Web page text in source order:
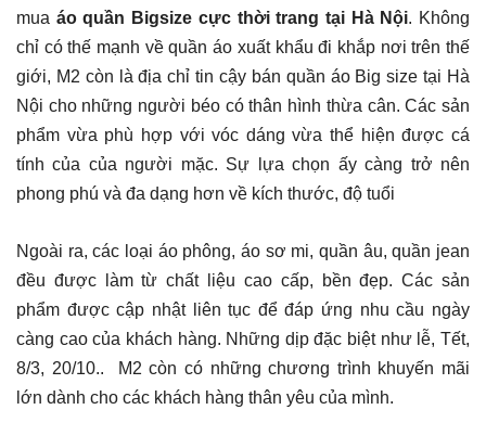
mua áo quần Bigsize cực thời trang tại Hà Nội. Không
chỉ có thế mạnh về quần áo xuất khẩu đi khắp nơi trên thế
giới, M2 còn là địa chỉ tin cậy bán quần áo Big size tại Hà
Nội cho những người béo có thân hình thừa cân. Các sản
phẩm vừa phù hợp với vóc dáng vừa thể hiện được cá
tính của của người mặc. Sự lựa chọn ấy càng trở nên
phong phú và đa dạng hơn về kích thước, độ tuổi
Ngoài ra, các loại áo phông, áo sơ mi, quần âu, quần jean
đều được làm từ chất liệu cao cấp, bền đẹp. Các sản
phẩm được cập nhật liên tục để đáp ứng nhu cầu ngày
càng cao của khách hàng. Những dịp đặc biệt như lễ, Tết,
8/3, 20/10.. M2 còn có những chương trình khuyến mãi
lớn dành cho các khách hàng thân yêu của mình.